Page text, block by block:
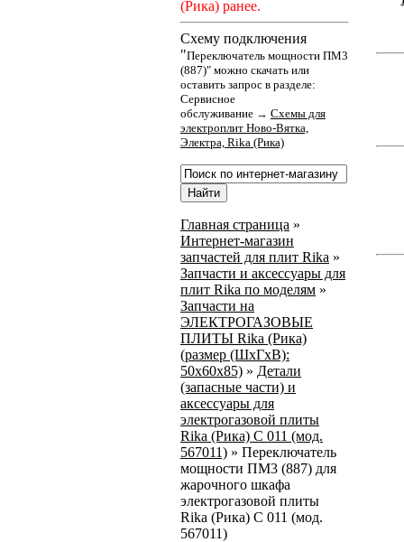
(Рика) ранее.
Схему подключения
"Переключатель мощности ПМ3
(887)" можно скачать или
оставить запрос в разделе:
Сервисное
обслуживание → Cхемы для
электроплит Ново-Вятка,
Электра, Rika (Рика)
Главная страница »
Интернет-магазин
запчастей для плит Rika »
Запчасти и аксессуары для
плит Rika по моделям »
Запчасти на
ЭЛЕКТРОГАЗОВЫЕ
ПЛИТЫ Rika (Рика)
(размер (ШхГхВ):
50х60х85) » Детали
(запасные части) и
аксессуары для
электрогазовой плиты
Rika (Рика) С 011 (мод.
567011) » Переключатель
мощности ПМ3 (887) для
жарочного шкафа
электрогазовой плиты
Rika (Рика) С 011 (мод.
567011)